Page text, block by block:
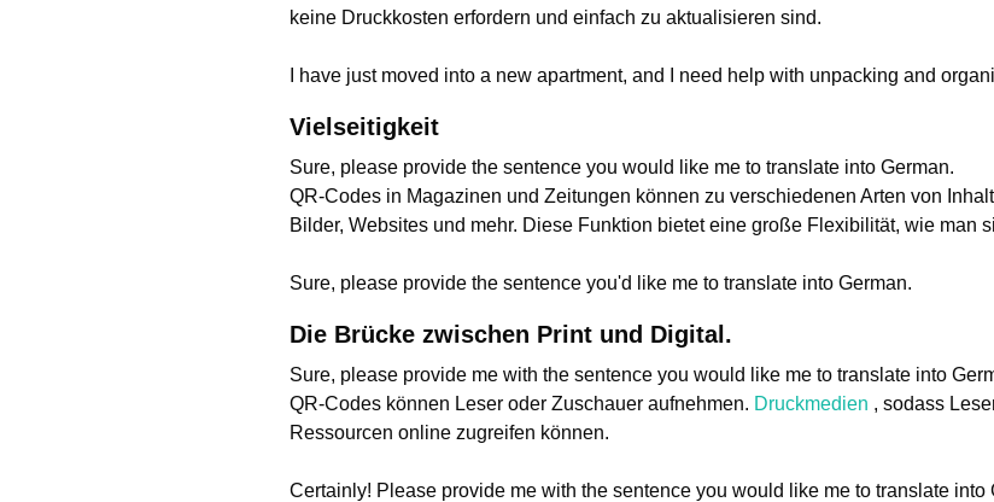
keine Druckkosten erfordern und einfach zu aktualisieren sind.
I have just moved into a new apartment, and I need help with unpacking and
Vielseitigkeit
Sure, please provide the sentence you would like me to translate into German.
QR-Codes in Magazinen und Zeitungen können zu verschiedenen Arten von
Bilder, Websites und mehr. Diese Funktion bietet eine große Flexibilität, wie man
Sure, please provide the sentence you'd like me to translate into German.
Die Brücke zwischen Print und Digital.
Sure, please provide me with the sentence you would like me to translate into
QR-Codes können Leser oder Zuschauer aufnehmen. Druckmedien , sodass
Ressourcen online zugreifen können.
Certainly! Please provide me with the sentence you would like me to translate into